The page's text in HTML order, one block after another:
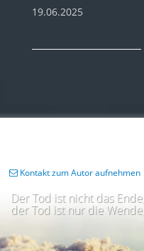
19.06.2025
zugewandte,
geschätzt....
Wat verdrietig
weiterlesen
Der Tod ist nicht das
der Tod ist nur die
Kontakt zum Autor aufnehmen